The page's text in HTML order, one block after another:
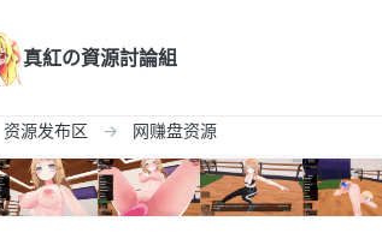
真紅の資源討論組
资源发布区 网赚盘资源